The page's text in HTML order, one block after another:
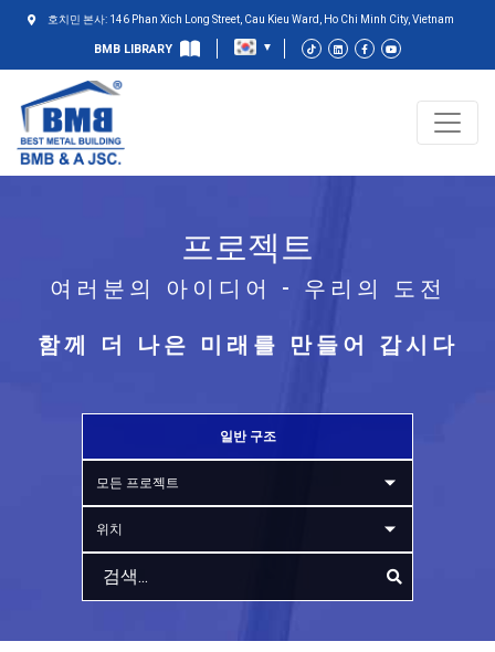
호치민 본사: 146 Phan Xich Long Street, Cau Kieu Ward, Ho Chi Minh City, Vietnam
BMB LIBRARY
프로젝트
여러분의 아이디어 - 우리의 도전
함께 더 나은 미래를 만들어 갑시다
일반 구조
모든 프로젝트
위치